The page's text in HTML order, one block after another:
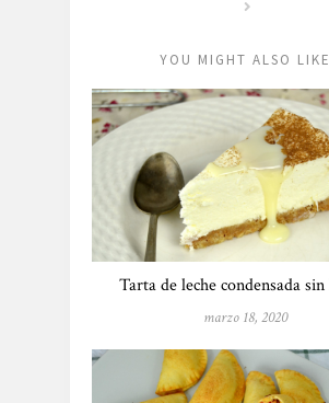
YOU MIGHT ALSO LIKE
Tarta de leche condensada
marzo 18, 2020